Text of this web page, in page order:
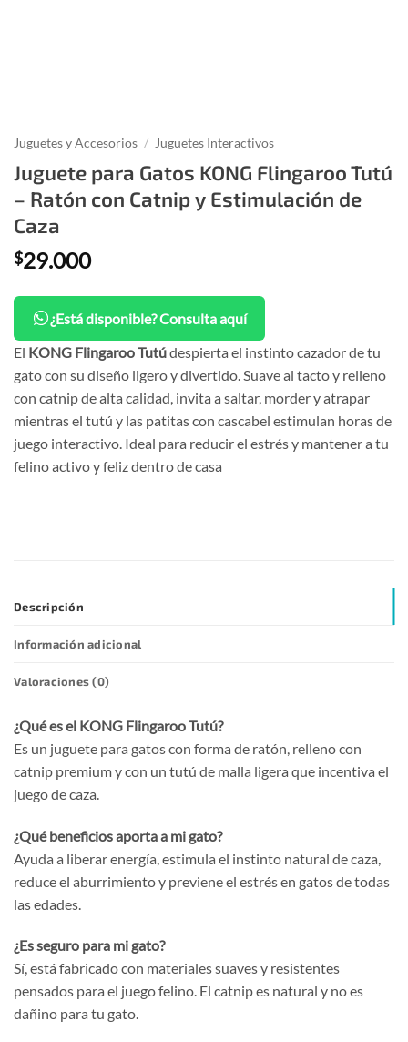
Juguetes y Accesorios / Juguetes Interactivos
Juguete para Gatos KONG Flingaroo Tutú
– Ratón con Catnip y Estimulación de
Caza
$29.000
¿Está disponible? Consulta aquí
El KONG Flingaroo Tutúdespierta el instinto cazador de tu
gato con su diseño ligero y divertido. Suave al tacto y relleno
con catnip de alta calidad, invita a saltar, morder y atrapar
mientras el tutú y las patitas con cascabel estimulan horas de
juego interactivo. Ideal para reducir el estrés y mantener a tu
felino activo y feliz dentro de casa
Descripción
Información adicional
Valoraciones (0)
¿Qué es el KONG Flingaroo Tutú?
Es un juguete para gatos con forma de ratón, relleno con
catnip premium y con un tutú de malla ligera que incentiva el
juego de caza.
¿Qué beneficios aporta a mi gato?
Ayuda a liberar energía, estimula el instinto natural de caza,
reduce el aburrimiento y previene el estrés en gatos de todas
las edades.
¿Es seguro para mi gato?
Sí, está fabricado con materiales suaves y resistentes
pensados para el juego felino. El catnip es natural y no es
dañino para tu gato.